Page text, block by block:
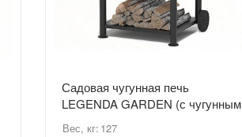
Садовая чугунная печь
LEGENDA GARDEN (с чугунным
основанием) на подставке
Вес, кг: 127